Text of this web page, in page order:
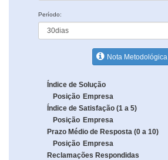
Período:
Nota Metodológica
Índice de Solução
Posição Empresa
Índice de Satisfação (1 a 5)
Posição Empresa
Prazo Médio de Resposta (0 a 10)
Posição Empresa
Reclamações Respondidas